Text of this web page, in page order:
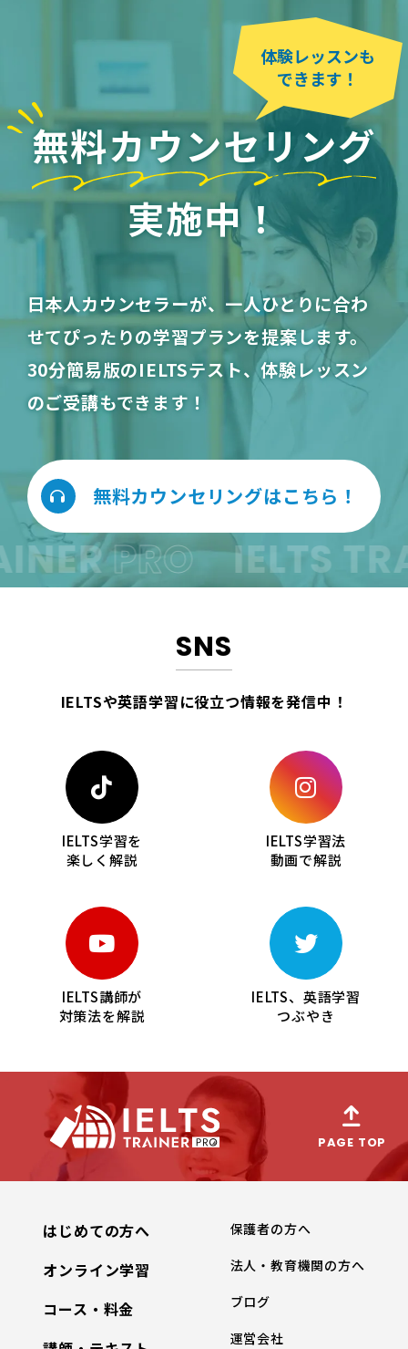
無料カウンセリング
実施中！
体験レッスンも
できます！
日本人カウンセラーが、一人ひとりに合わ
せてぴったりの学習プランを提案します。
30分簡易版のIELTSテスト、体験レッスン
のご受講もできます！
無料カウンセリングはこちら！
PRO IELTS
SNS
IELTSや英語学習に役立つ情報を発信中！
IELTS学習を
楽しく解説
IELTS学習法
動画で解説
IELTS講師が
対策法を解説
IELTS、英語学習
つぶやき
PAGE TOP
はじめての方へ
オンライン学習
コース・料金
保護者の方へ
法人・教育機関の方へ
ブログ
運営会社